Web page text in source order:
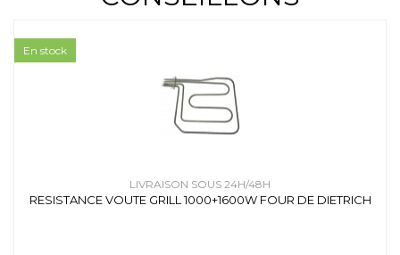
LIVRAISON SOUS 24H/48H
RESISTANCE VOUTE GRILL 1000+1600W FOUR DE DIETRICH
En stock